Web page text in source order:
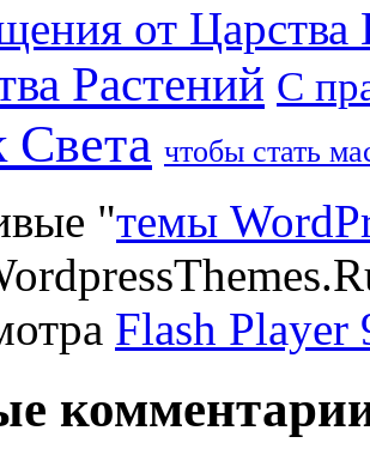
от Царства
Растений С
чтобы стать
"темы
Flash Player